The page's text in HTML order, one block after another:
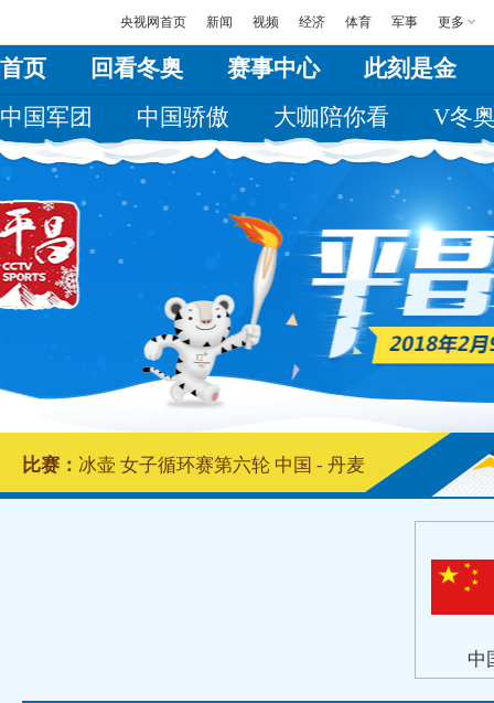
央视网首页 新闻 视频 经济 体育 军事 更多
首页 回看冬奥 赛事中心
此刻是金
中国军团
中国骄傲 大咖陪你看 V冬